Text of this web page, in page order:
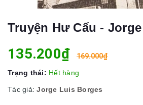
Truyện Hư Cấu -
135.200₫ 169.000₫
Trạng thái: Hết hàng
Tác giả:Jorge Luis Borges